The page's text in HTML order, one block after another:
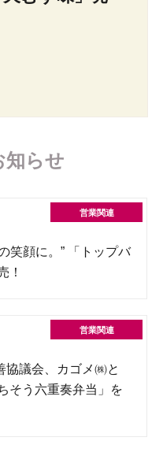
知らせ
笑顔に。” 「トップバ
！
協議会、カゴメ㈱と
そう六重奏弁当」を